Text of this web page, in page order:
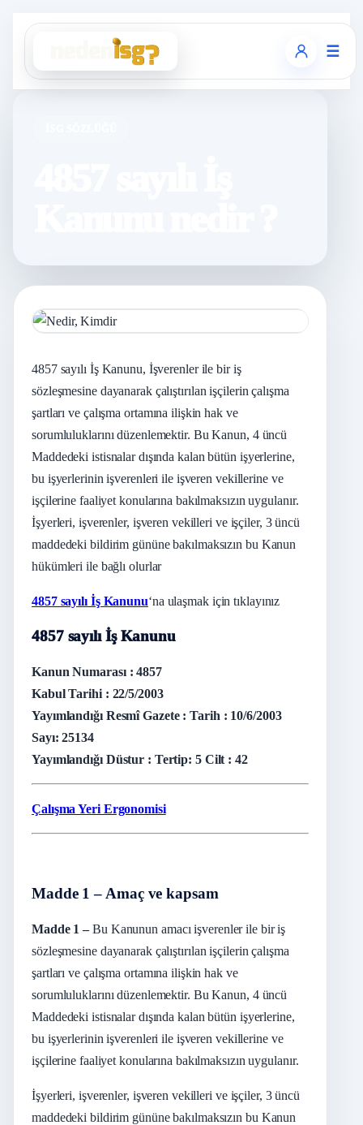
☰
4857 sayılı İş Kanunu, İşverenler ile bir iş
sözleşmesine dayanarak çalıştırılan işçilerin çalışma
şartları ve çalışma ortamına ilişkin hak ve
sorumluluklarını düzenlemektir. Bu Kanun, 4 üncü
Maddedeki istisnalar dışında kalan bütün işyerlerine,
bu işyerlerinin işverenleri ile işveren vekillerine ve
işçilerine faaliyet konularına bakılmaksızın uygulanır.
İşyerleri, işverenler, işveren vekilleri ve işçiler, 3 üncü
maddedeki bildirim gününe bakılmaksızın bu Kanun
hükümleri ile bağlı olurlar
4857 sayılı İş Kanunu‘na ulaşmak için tıklayınız
4857 sayılı İş Kanunu
Kanun Numarası : 4857
Kabul Tarihi : 22/5/2003
Yayımlandığı Resmî Gazete : Tarih : 10/6/2003
Sayı: 25134
Yayımlandığı Düstur : Tertip: 5 Cilt : 42
Çalışma Yeri Ergonomisi
Madde 1 – Amaç ve kapsam
Madde 1 –Bu Kanunun amacı işverenler ile bir iş
sözleşmesine dayanarak çalıştırılan işçilerin çalışma
şartları ve çalışma ortamına ilişkin hak ve
sorumluluklarını düzenlemektir. Bu Kanun, 4 üncü
Maddedeki istisnalar dışında kalan bütün işyerlerine,
bu işyerlerinin işverenleri ile işveren vekillerine ve
işçilerine faaliyet konularına bakılmaksızın uygulanır.
İşyerleri, işverenler, işveren vekilleri ve işçiler, 3 üncü
maddedeki bildirim gününe bakılmaksızın bu Kanun